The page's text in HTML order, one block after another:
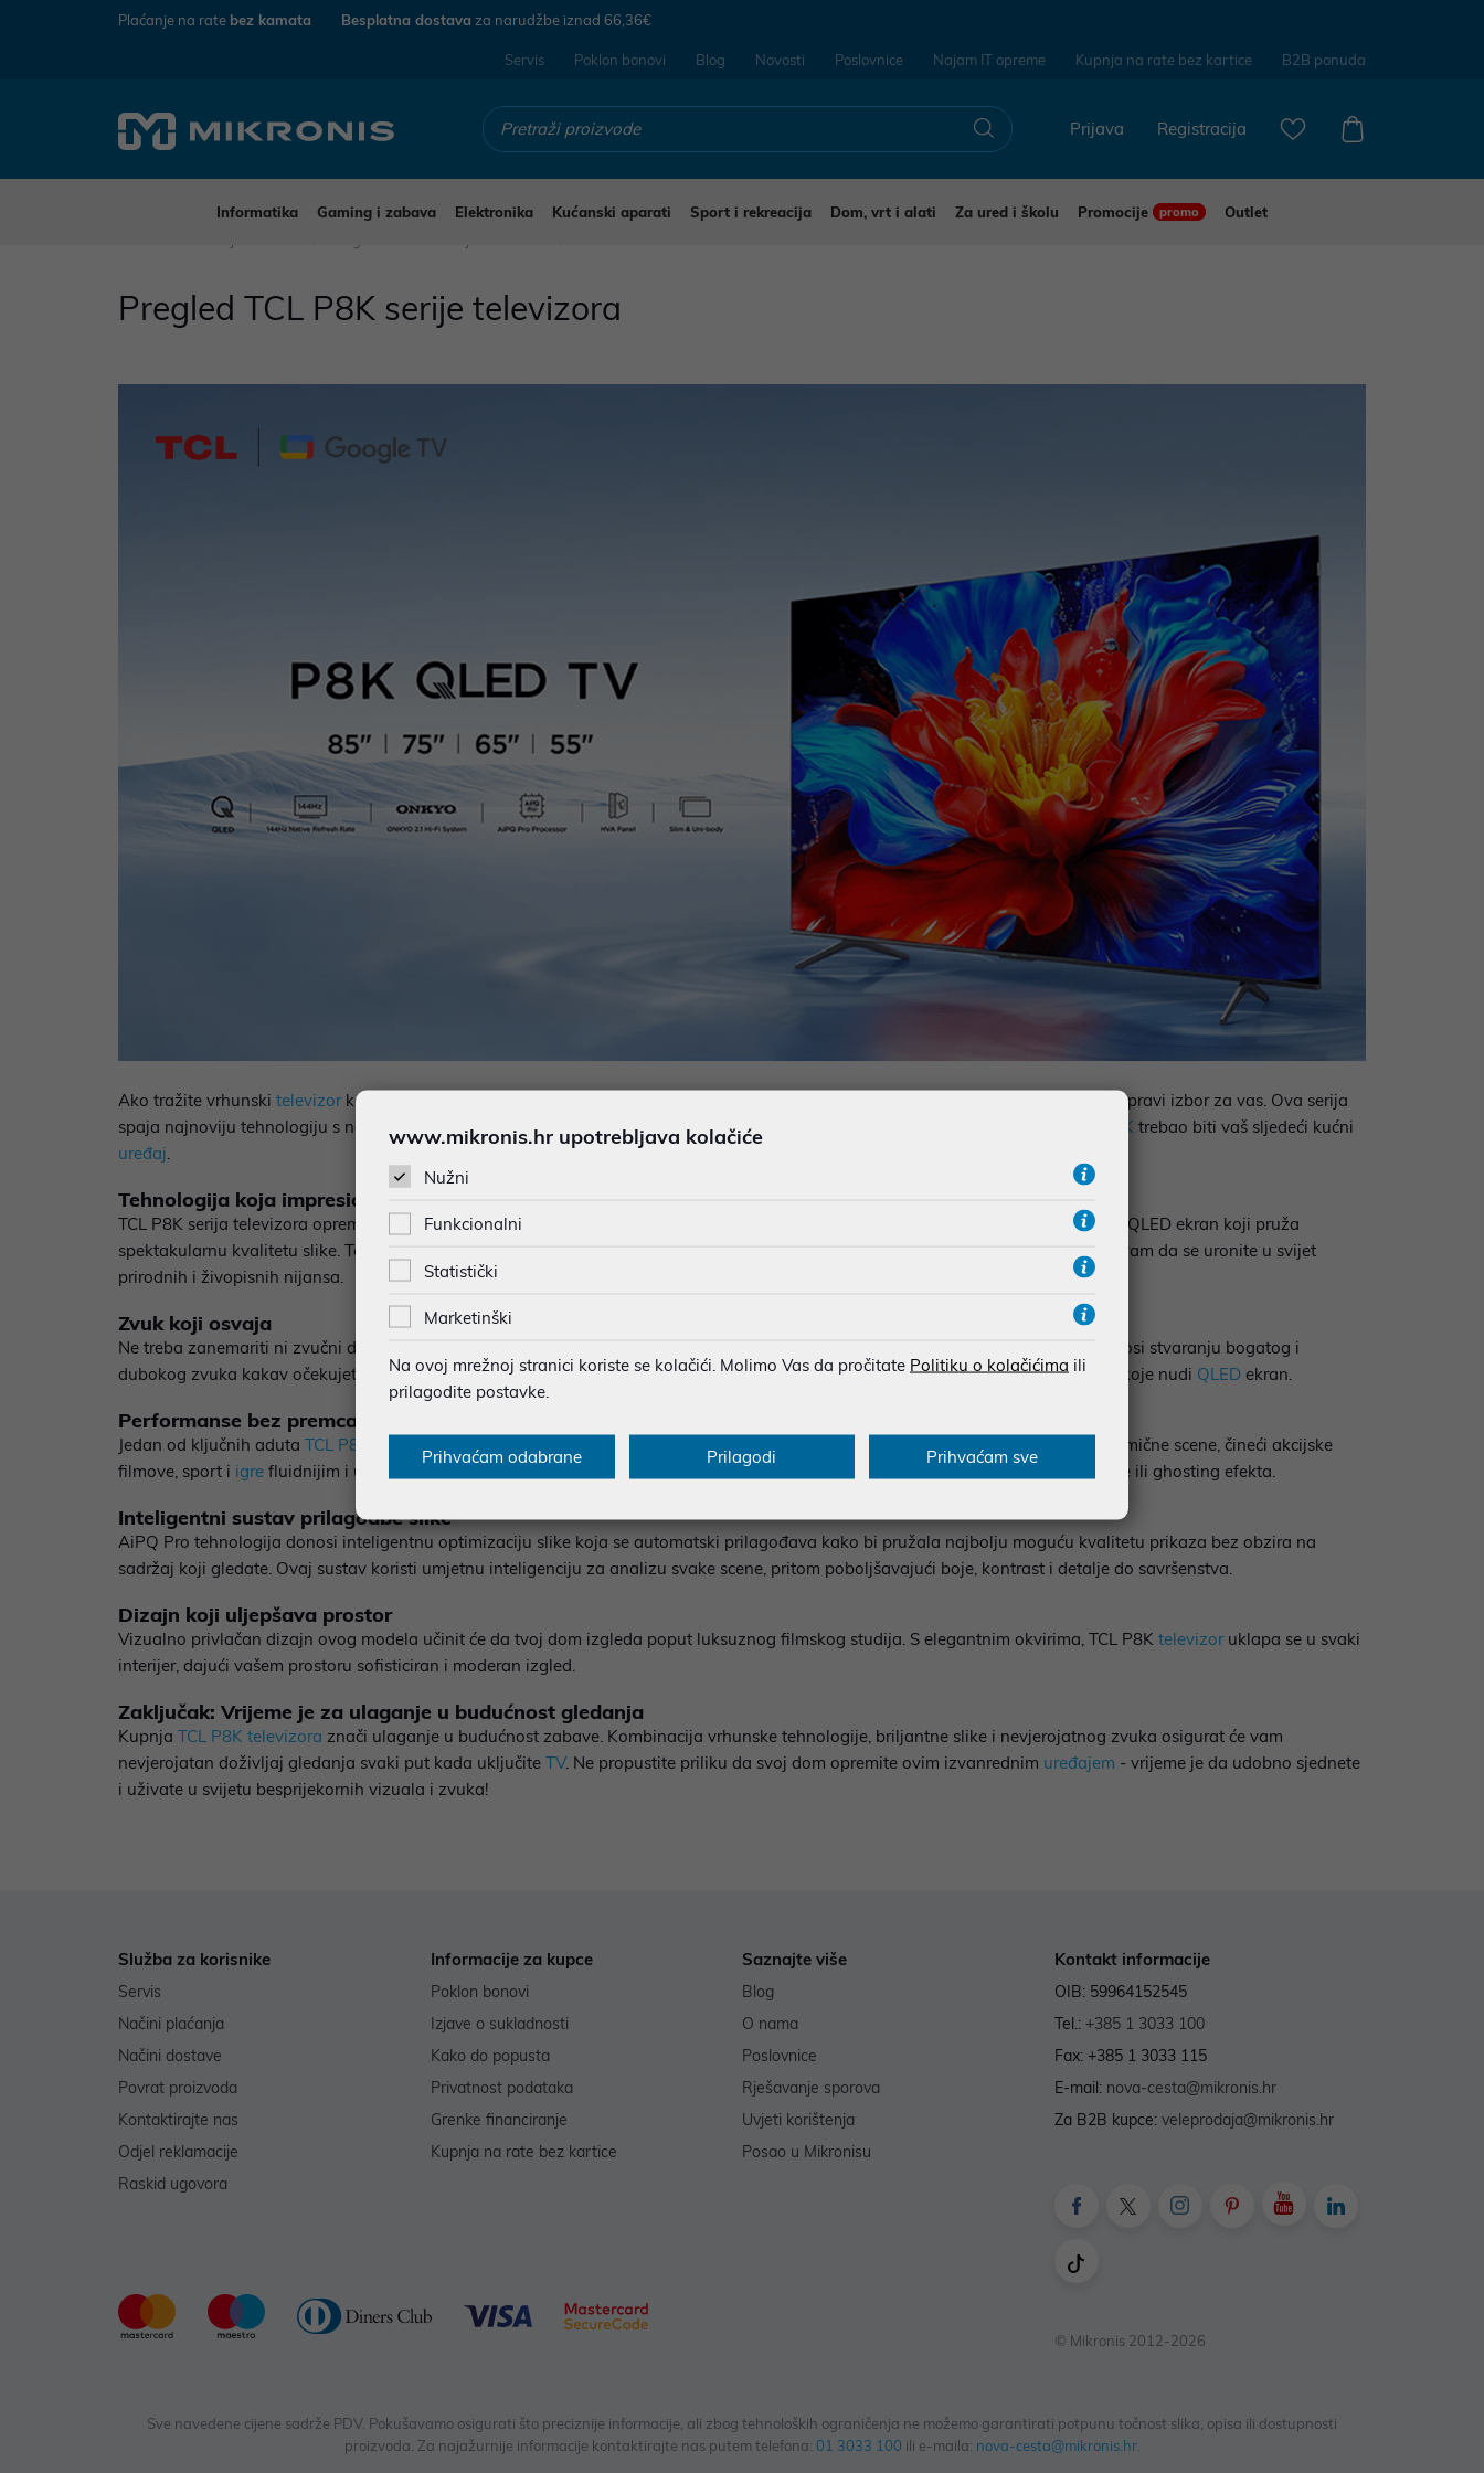
Plaćanje na rate bez kamata Besplatna dostava za narudžbe iznad 66,36€
Servis Poklon bonovi Blog Novosti Poslovnice Najam IT opreme Kupnja na rate bez kartice B2B ponuda
Registracija
Prijava
Informatika Gaming i zabava Elektronika Kućanski aparati Sport i rekreacija Dom, vrt i alati Za ured i školu Promocije promo
Outlet
Pregled TCL P8K serije televizora
Ako tražite vrhunski televizor koji će unijeti revoluciju u vaše iskustvo gledanja filmova, serija i sportskih prijenosa,
je pravi izbor za vas. Ova serija
spaja najnoviju tehnologiju s nevjerojatnim performansama i elegantnim dizajnom. Kroz ovaj pregled, istražit ćemo zašto bi
TCL P8K trebao biti vaš sljedeći kućni
uređaj.
Tehnologija koja impresionira
TCL P8K serija televizora opremljena je najmodernijom tehnologijom u industriji. Jedna od glavnih inovacija koju nudi ovaj model je QLED ekran koji pruža
spektakularnu kvalitetu slike. Taj poseban ekran donosi svjetlinu, zasićenost boja i kontrast na sasvim novu razinu, omogućavajući vam da se uronite u svijet
prirodnih i živopisnih nijansa.
Zvuk koji osvaja
Ne treba zanemariti ni zvučni doživljaj koji ovdje dolazi uz ONKYO subwoofer integriran u dizajn televizora. Ovaj subwoofer doprinosi stvaranju bogatog i
dubokog zvuka kakav očekujete od vrhunskog kućnog kina. Impresivno zvučno okruženje savršeno upotpunjuje vizualne elemente koje nudi QLED ekran.
Performanse bez premca
Jedan od ključnih aduta TCL P8K serije
je osvježavajuća brzina ekrana od 144Hz. Ovaj frekvencijski raspon savršeno podržava dinamične scene, čineći akcijske
filmove, sport i igre fluidnijim i uzbudljivijim nego ikad prije. Sa 144Hz -om, moći ćete se oprostiti s problemima poput trzanja slike ili ghosting efekta.
Inteligentni sustav prilagodbe slike
AiPQ Pro tehnologija donosi inteligentnu optimizaciju slike koja se automatski prilagođava kako bi pružala najbolju moguću kvalitetu prikaza bez obzira na
sadržaj koji gledate. Ovaj sustav koristi umjetnu inteligenciju za analizu svake scene, pritom poboljšavajući boje, kontrast i detalje do savršenstva.
Dizajn koji uljepšava prostor
Vizualno privlačan dizajn ovog modela učinit će da tvoj dom izgleda poput luksuznog filmskog studija. S elegantnim okvirima, TCL P8K televizor uklapa se u svaki
interijer, dajući vašem prostoru sofisticiran i moderan izgled.
Zaključak: Vrijeme je za ulaganje u budućnost gledanja
Kupnja TCL P8K televizora znači ulaganje u budućnost zabave. Kombinacija vrhunske tehnologije, briljantne slike i nevjerojatnog zvuka osigurat će vam
nevjerojatan doživljaj gledanja svaki put kada uključite TV. Ne propustite priliku da svoj dom opremite ovim izvanrednim uređajem - vrijeme je da udobno sjednete
i uživate u svijetu besprijekornih vizuala i zvuka!
Služba za korisnike
Servis
Načini plaćanja
Načini dostave
Povrat proizvoda
Kontaktirajte nas
Odjel reklamacije
Raskid ugovora
Informacije za kupce
Poklon bonovi
Izjave o sukladnosti
Kako do popusta
Privatnost podataka
Grenke financiranje
Kupnja na rate bez kartice
Saznajte više
Blog
O nama
Poslovnice
Rješavanje sporova
Uvjeti korištenja
Posao u Mikronisu
Kontakt informacije
OIB: 59964152545
Tel.: +385 1 3033 100
Fax: +385 1 3033 115
E-mail: nova-cesta@mikronis.hr
Za B2B kupce: veleprodaja@mikronis.hr
© Mikronis 2012-2026
Sve navedene cijene sadrže PDV. Pokušavamo osigurati što preciznije informacije, ali zbog tehnoloških ograničenja ne možemo garantirati potpunu točnost slika, opisa ili dostupnosti
proizvoda. Za najažurnije informacije kontaktirajte nas putem telefona: 01 3033 100 ili e-maila: nova-cesta@mikronis.hr.
www.mikronis.hr upotrebljava kolačiće
Nužni
Funkcionalni
Statistički
Marketinški
Na ovoj mrežnoj stranici koriste se kolačići. Molimo Vas da pročitate Politiku o kolačićima ili
prilagodite postavke.
Prihvaćam odabrane Prilagodi Prihvaćam sve